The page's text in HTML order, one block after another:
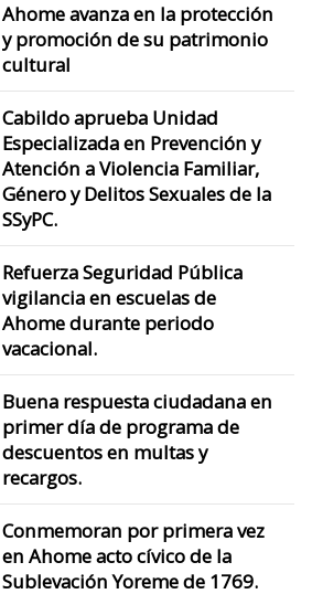
Ahome avanza en la protección
y promoción de su patrimonio
cultural
Cabildo aprueba Unidad
Especializada en Prevención y
Atención a Violencia Familiar,
Género y Delitos Sexuales de la
SSyPC.
Refuerza Seguridad Pública
vigilancia en escuelas de
Ahome durante periodo
vacacional.
Buena respuesta ciudadana en
primer día de programa de
descuentos en multas y
recargos.
Conmemoran por primera vez
en Ahome acto cívico de la
Sublevación Yoreme de 1769.